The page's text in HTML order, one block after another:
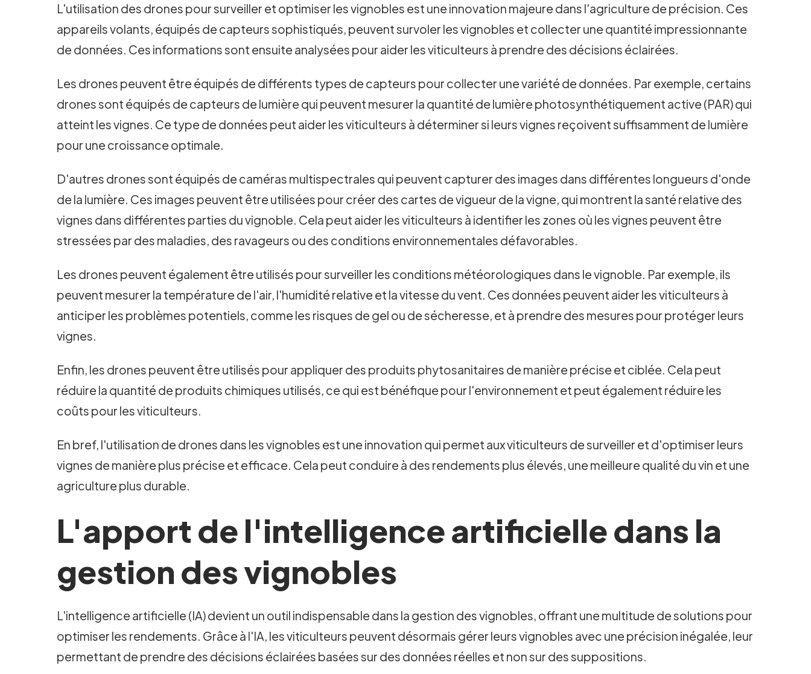
L'utilisation des drones pour surveiller et optimiser les vignobles est une innovation majeure dans l'agriculture de précision. Ces
appareils volants, équipés de capteurs sophistiqués, peuvent survoler les vignobles et collecter une quantité impressionnante
de données. Ces informations sont ensuite analysées pour aider les viticulteurs à prendre des décisions éclairées.
Les drones peuvent être équipés de différents types de capteurs pour collecter une variété de données. Par exemple, certains
drones sont équipés de capteurs de lumière qui peuvent mesurer la quantité de lumière photosynthétiquement active (PAR) qui
atteint les vignes. Ce type de données peut aider les viticulteurs à déterminer si leurs vignes reçoivent suffisamment de lumière
pour une croissance optimale.
D'autres drones sont équipés de caméras multispectrales qui peuvent capturer des images dans différentes longueurs d'onde
de la lumière. Ces images peuvent être utilisées pour créer des cartes de vigueur de la vigne, qui montrent la santé relative des
vignes dans différentes parties du vignoble. Cela peut aider les viticulteurs à identifier les zones où les vignes peuvent être
stressées par des maladies, des ravageurs ou des conditions environnementales défavorables.
Les drones peuvent également être utilisés pour surveiller les conditions météorologiques dans le vignoble. Par exemple, ils
peuvent mesurer la température de l'air, l'humidité relative et la vitesse du vent. Ces données peuvent aider les viticulteurs à
anticiper les problèmes potentiels, comme les risques de gel ou de sécheresse, et à prendre des mesures pour protéger leurs
vignes.
Enfin, les drones peuvent être utilisés pour appliquer des produits phytosanitaires de manière précise et ciblée. Cela peut
réduire la quantité de produits chimiques utilisés, ce qui est bénéfique pour l'environnement et peut également réduire les
coûts pour les viticulteurs.
En bref, l'utilisation de drones dans les vignobles est une innovation qui permet aux viticulteurs de surveiller et d'optimiser leurs
vignes de manière plus précise et efficace. Cela peut conduire à des rendements plus élevés, une meilleure qualité du vin et une
agriculture plus durable.
L'apport de l'intelligence artificielle dans la
gestion des vignobles
L'intelligence artificielle (IA) devient un outil indispensable dans la gestion des vignobles, offrant une multitude de solutions pour
optimiser les rendements. Grâce à l'IA, les viticulteurs peuvent désormais gérer leurs vignobles avec une précision inégalée, leur
permettant de prendre des décisions éclairées basées sur des données réelles et non sur des suppositions.